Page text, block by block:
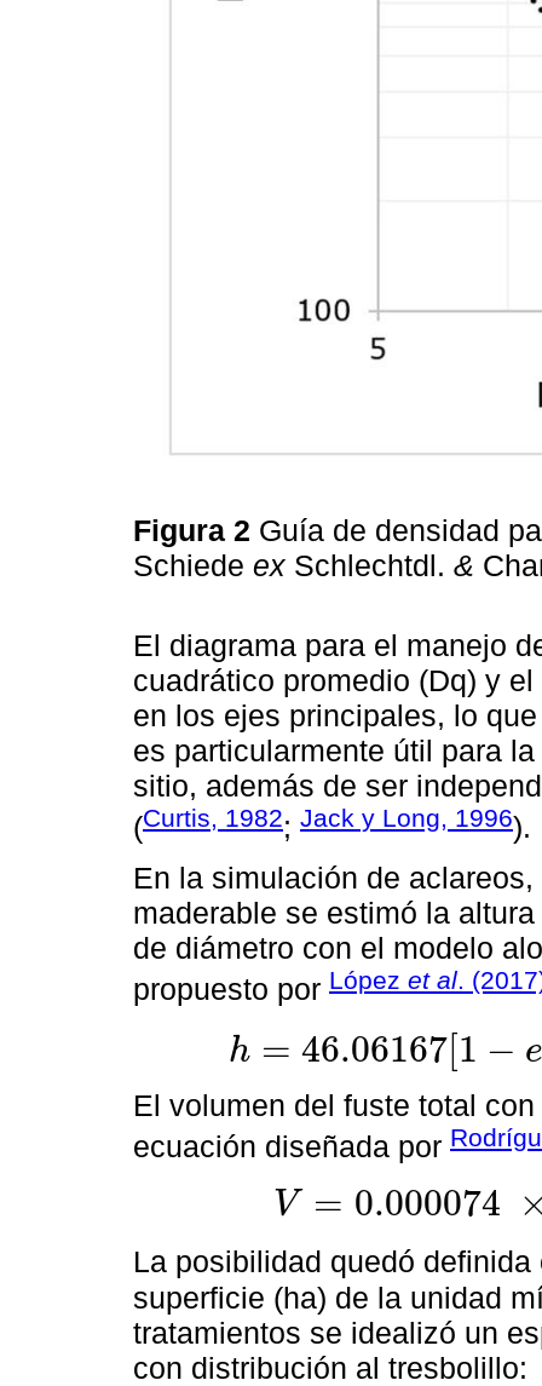
Figura 2 Guía de densidad
Schiede ex Schlechtdl. &
El diagrama para el manejo
cuadrático promedio (Dq) y
en los ejes principales, lo
es particularmente útil para
sitio, además de ser
(Curtis, 1982; Jack y Long, 1996).
En la simulación de
maderable se estimó la
de diámetro con el modelo
propuesto por López et al.
h = 46.06167[1 −
h =46.061671-exp-0.023647 n0.936185
El volumen del fuste total
ecuación diseñada por
V = 0.000074
V= 0.000074 × D1.610374 × H
La posibilidad quedó
superficie (ha) de la unidad
tratamientos se idealizó un
con distribución al tresbolillo: